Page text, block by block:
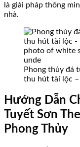
là giải pháp thông
nhà.
Phong thủy đá
thu hút tài lộc
Hướng Dẫn
Tuyết Sơn
Phong Thủy